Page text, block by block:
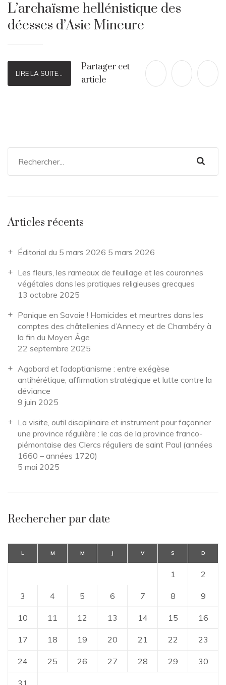
L’archaïsme hellénistique des
déesses d’Asie Mineure
LIRE LA SUITE...
Partager cet
article
Articles récents
Éditorial du 5 mars 2026 5 mars 2026
Les fleurs, les rameaux de feuillage et les couronnes
végétales dans les pratiques religieuses grecques
13 octobre 2025
Panique en Savoie ! Homicides et meurtres dans les
comptes des châtellenies d’Annecy et de Chambéry à
la fin du Moyen Âge
22 septembre 2025
Agobard et l’adoptianisme : entre exégèse
antihérétique, affirmation stratégique et lutte contre la
déviance
9 juin 2025
La visite, outil disciplinaire et instrument pour façonner
une province régulière : le cas de la province franco-
piémontaise des Clercs réguliers de saint Paul (années
1660 – années 1720)
5 mai 2025
Rechercher par date
L M M J V S D
1 2
3 4 5 6 7 8 9
10 11 12 13 14 15 16
17 18 19 20 21 22 23
24 25 26 27 28 29 30